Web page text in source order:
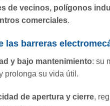
de vecinos, polígonos
comerciales.
las barreras
y bajo mantenimiento: su
prolonga su vida útil.
de apertura y cierre,